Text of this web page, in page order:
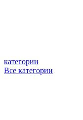
категории
Все категории